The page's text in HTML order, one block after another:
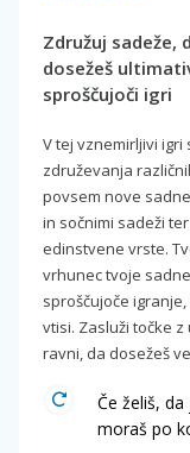
Združuj sadeže,
dosežeš
sproščujoči igri
V tej vznemirljivi
združevanja
povsem nove
in sočnimi sadeži
edinstvene vrste.
vrhunec tvoje
sproščujoče
vtisi. Zasluži točke
ravni, da dosežeš
Če želiš,
moraš po